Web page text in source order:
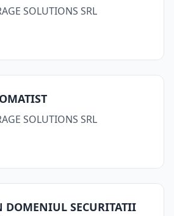
SOLUTIONS SRL
SOLUTIONS SRL
DOMENIUL SECURITATII